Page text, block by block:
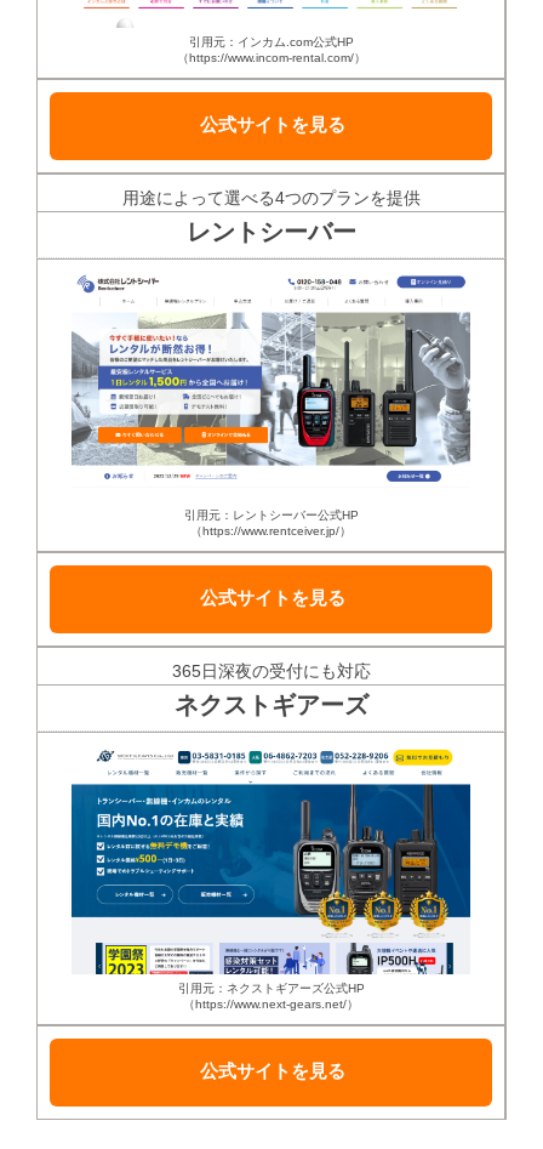
引用元：インカム.com公式HP
（https://www.incom-rental.com/）
公式サイトを見る
用途によって選べる4つのプランを提供
レントシーバー
引用元：レントシーバー公式HP
（https://www.rentceiver.jp/）
公式サイトを見る
365日深夜の受付にも対応
ネクストギアーズ
引用元：ネクストギアーズ公式HP
（https://www.next-gears.net/）
公式サイトを見る